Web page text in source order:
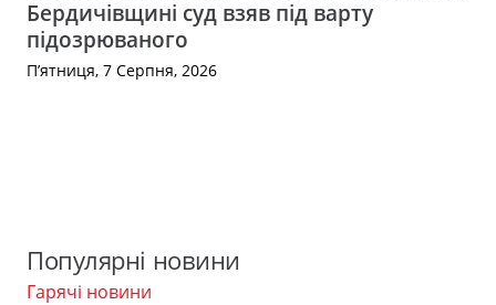
Бердичівщині суд взяв під варту
підозрюваного
П’ятниця, 7 Серпня, 2026
Популярні новини
Гарячі новини